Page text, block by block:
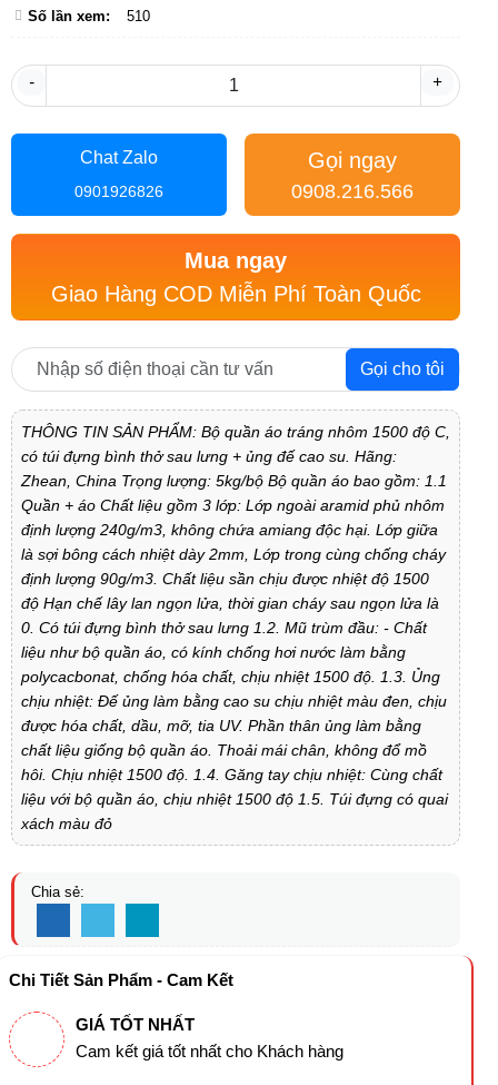
Số lần xem: 510
- +
Chat Zalo
0901926826
Gọi ngay
0908.216.566
Mua ngay
Giao Hàng COD Miễn Phí Toàn Quốc
Gọi cho tôi
THÔNG TIN SẢN PHẨM: Bộ quần áo tráng nhôm 1500 độ C,
có túi đựng bình thở sau lưng + ủng đế cao su. Hãng:
Zhean, China Trọng lượng: 5kg/bộ Bộ quần áo bao gồm: 1.1
Quần + áo Chất liệu gồm 3 lớp: Lớp ngoài aramid phủ nhôm
định lượng 240g/m3, không chứa amiang độc hại. Lớp giữa
là sợi bông cách nhiệt dày 2mm, Lớp trong cùng chống cháy
định lượng 90g/m3. Chất liệu sần chịu được nhiệt độ 1500
độ Hạn chế lây lan ngọn lửa, thời gian cháy sau ngọn lửa là
0. Có túi đựng bình thở sau lưng 1.2. Mũ trùm đầu: - Chất
liệu như bộ quần áo, có kính chống hơi nước làm bằng
polycacbonat, chống hóa chất, chịu nhiệt 1500 độ. 1.3. Ủng
chịu nhiệt: Đế ủng làm bằng cao su chịu nhiệt màu đen, chịu
được hóa chất, dầu, mỡ, tia UV. Phần thân ủng làm bằng
chất liệu giống bộ quần áo. Thoải mái chân, không đổ mồ
hôi. Chịu nhiệt 1500 độ. 1.4. Găng tay chịu nhiệt: Cùng chất
liệu với bộ quần áo, chịu nhiệt 1500 độ 1.5. Túi đựng có quai
xách màu đỏ
Chia sẻ:
Chi Tiết Sản Phẩm - Cam Kết
GIÁ TỐT NHẤT
Cam kết giá tốt nhất cho Khách hàng